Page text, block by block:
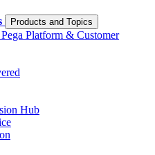
Products and Topics
Platform & Customer
Hub